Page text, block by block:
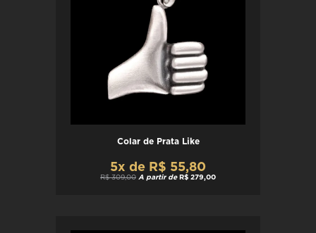
Colar de Prata Like
5x de R$ 55,80
R$ 309,00 A partir de R$ 279,00